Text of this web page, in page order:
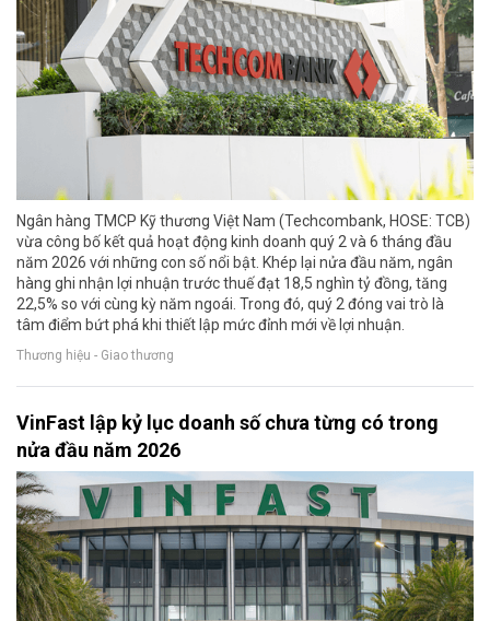
Ngân hàng TMCP Kỹ thương Việt Nam (Techcombank, HOSE: TCB)
vừa công bố kết quả hoạt động kinh doanh quý 2 và 6 tháng đầu
năm 2026 với những con số nổi bật. Khép lại nửa đầu năm, ngân
hàng ghi nhận lợi nhuận trước thuế đạt 18,5 nghìn tỷ đồng, tăng
22,5% so với cùng kỳ năm ngoái. Trong đó, quý 2 đóng vai trò là
tâm điểm bứt phá khi thiết lập mức đỉnh mới về lợi nhuận.
Thương hiệu - Giao thương
VinFast lập kỷ lục doanh số chưa từng có trong
nửa đầu năm 2026